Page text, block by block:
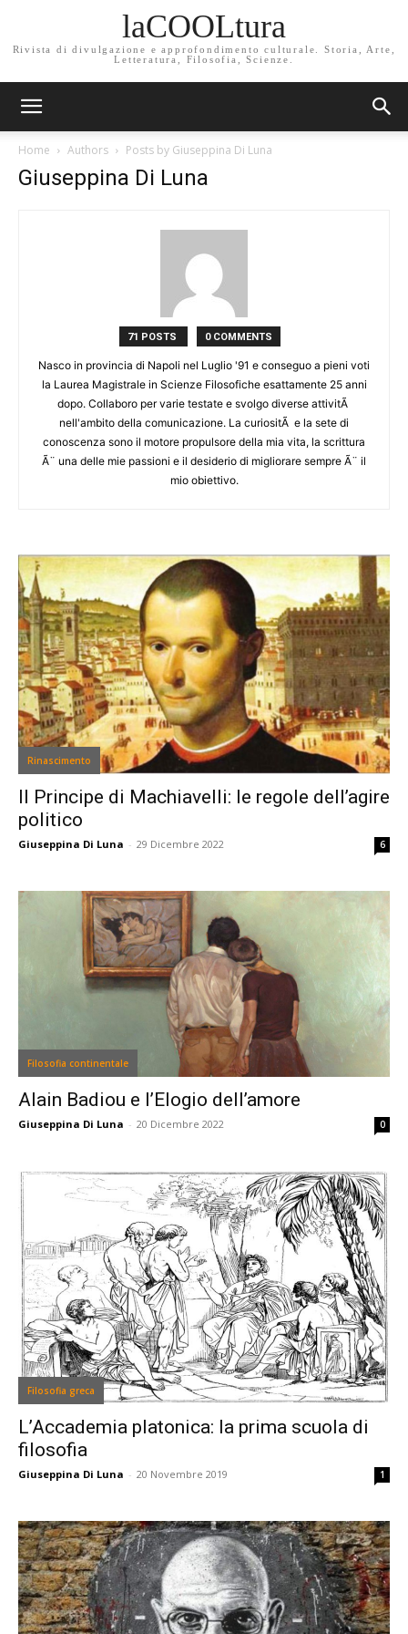
laCOOLtura
Rivista di divulgazione e approfondimento culturale. Storia, Arte,
Letteratura, Filosofia, Scienze.
Home Authors Posts by Giuseppina Di Luna
Giuseppina Di Luna
71 POSTS 0 COMMENTS
Nasco in provincia di Napoli nel Luglio '91 e conseguo a pieni voti
la Laurea Magistrale in Scienze Filosofiche esattamente 25 anni
dopo. Collaboro per varie testate e svolgo diverse attivitÃ
nell'ambito della comunicazione. La curiositÃ e la sete di
conoscenza sono il motore propulsore della mia vita, la scrittura
Ã¨ una delle mie passioni e il desiderio di migliorare sempre Ã¨ il
mio obiettivo.
Rinascimento
Il Principe di Machiavelli: le regole dell’agire
politico
Giuseppina Di Luna - 29 Dicembre 2022 6
Filosofia continentale
Alain Badiou e l’Elogio dell’amore
Giuseppina Di Luna - 20 Dicembre 2022 0
Filosofia greca
L’Accademia platonica: la prima scuola di
filosofia
Giuseppina Di Luna - 20 Novembre 2019 1